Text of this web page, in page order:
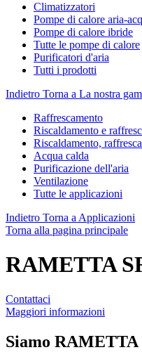
Climatizzatori
Pompe di calore aria-
Pompe di calore ibride
Tutte le pompe di calore
Purificatori d'aria
Tutti i prodotti
Indietro Torna a La nostra
Raffrescamento
Riscaldamento e
Riscaldamento,
Acqua calda
Purificazione dell'aria
Ventilazione
Tutte le applicazioni
Indietro Torna a Applicazioni
Torna alla pagina principale
RAMETTA
Contattaci
Maggiori informazioni
Siamo RAMETTA